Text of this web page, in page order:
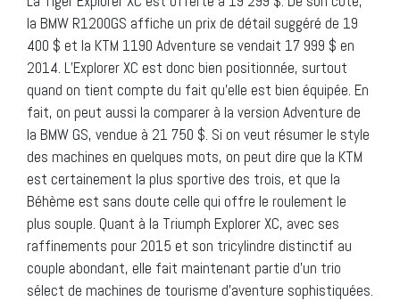
la BMW R1200GS affiche un prix de détail suggéré de 19
400 $ et la KTM 1190 Adventure se vendait 17 999 $ en
2014. L’Explorer XC est donc bien positionnée, surtout
quand on tient compte du fait qu’elle est bien équipée. En
fait, on peut aussi la comparer à la version Adventure de
la BMW GS, vendue à 21 750 $. Si on veut résumer le style
des machines en quelques mots, on peut dire que la KTM
est certainement la plus sportive des trois, et que la
Béhème est sans doute celle qui offre le roulement le
plus souple. Quant à la Triumph Explorer XC, avec ses
raffinements pour 2015 et son tricylindre distinctif au
couple abondant, elle fait maintenant partie d’un trio
sélect de machines de tourisme d’aventure sophistiquées.